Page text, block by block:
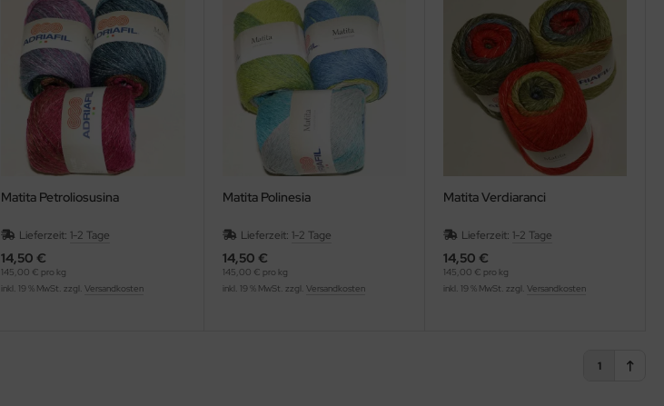
Matita Petroliosusina
Lieferzeit:1-2 Tage
14,50 €
145,00 € pro kg
inkl. 19 % MwSt. zzgl.Versandkosten
Matita Polinesia
Lieferzeit: 1-2 Tage
14,50 €
145,00 € pro kg
inkl. 19 % MwSt. zzgl. Versandkosten
Matita Verdiaranci
Lieferzeit: 1-2 Tage
14,50 €
145,00 € pro kg
inkl. 19 % MwSt. zzgl. Versandkosten
1